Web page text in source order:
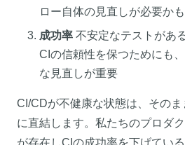
ロー自体の見直しが必要か
成功率 不安定なテストがあ
CIの信頼性を保つためにも
な見直しが重要
CI/CDが不健康な状態は、その
に直結します。私たちのプロダ
が存在しCIの成功率を下げてい